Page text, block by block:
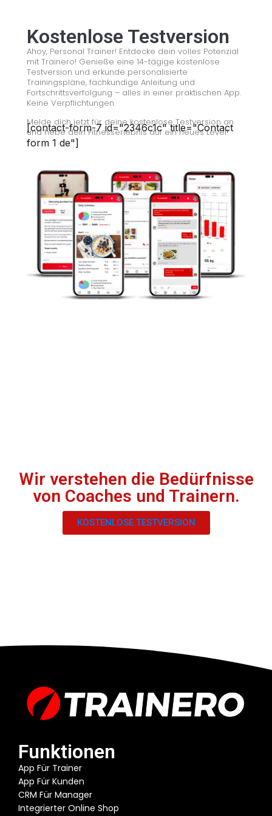
Kostenlose Testversion
Ahoy, Personal Trainer! Entdecke dein volles Potenzial
mit Trainero! Genieße eine 14-tägige kostenlose
Testversion und erkunde personalisierte
Trainingspläne, fachkundige Anleitung und
Fortschrittsverfolgung – alles in einer praktischen App.
Keine Verpflichtungen.
Melde dich jetzt für deine kostenlose Testversion an
und hebe dein Fitnesserlebnis auf ein neues Level!
[contact-form-7 id="2346c1c" title="Contact
form 1 de"]
Wir verstehen die Bedürfnisse
von Coaches und Trainern.
KOSTENLOSE TESTVERSION
Funktionen
App Für Trainer
App Für Kunden
CRM Für Manager
Integrierter Online Shop